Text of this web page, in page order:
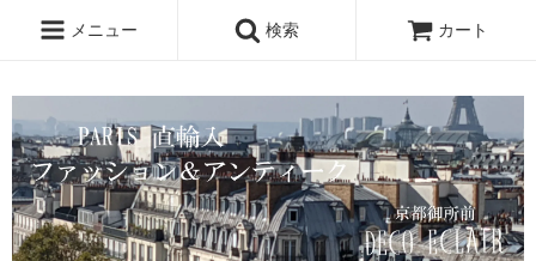
メニュー 検索 カート